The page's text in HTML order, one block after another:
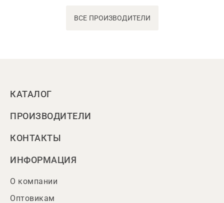
ВСЕ ПРОИЗВОДИТЕЛИ
КАТАЛОГ
ПРОИЗВОДИТЕЛИ
КОНТАКТЫ
ИНФОРМАЦИЯ
О компании
Оптовикам